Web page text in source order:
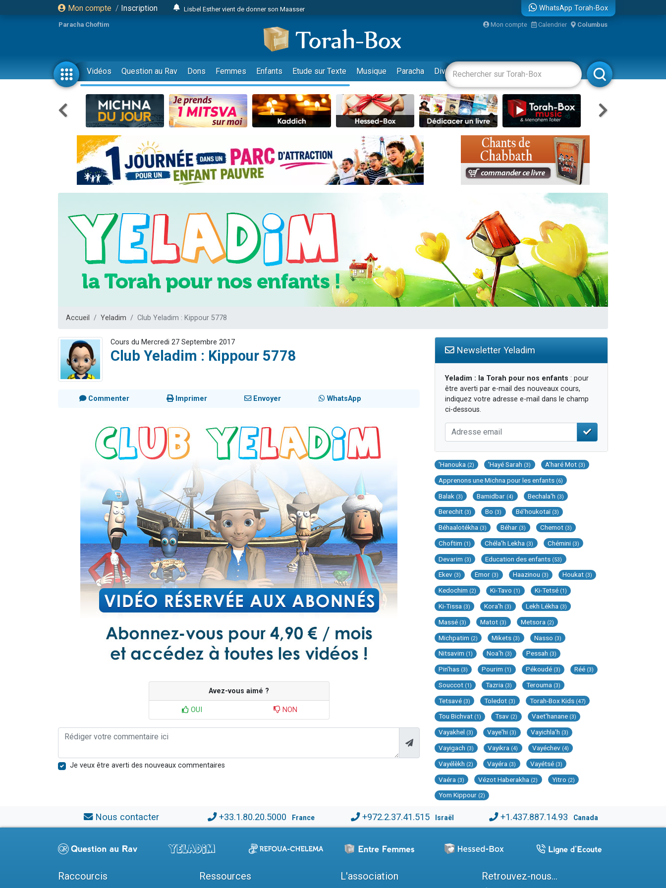
Mon compte / Inscription
Lisbel Esther vient de donner son Maasser
3 personnes viennent de nous rejoindre sur WhatsApp
11 personnes viennent de demander une bénédiction
3 personnes viennent de faire un don pour Diane, 80 ans, dans un appartement insalubre
Il reste 49 places pour étudier en groupe sur Zoom
2 personnes viennent de nous rejoindre sur WhatsApp
29 personnes viennent de demander une bénédiction
Il reste 49 places pour étudier en groupe sur Zoom
6 personnes viennent de nous rejoindre sur WhatsApp
4 personnes viennent de faire un don pour Reloger Rivka, 6 enfants, victime de violences...
2 personnes viennent de faire un don pour 1 Journée de Vacances Pour les Enfants
17 personnes viennent de demander une bénédiction
Il reste 49 places pour étudier en groupe sur Zoom
Eva vient de donner son Maasser
4 personnes viennent de nous rejoindre sur WhatsApp
3 personnes viennent de nous rejoindre sur WhatsApp
3 personnes viennent de faire un don pour Événements Torah-Box
WhatsApp Torah-Box
Paracha Choftim Mon compte Calendrier Columbus
Vidéos Question au Rav Dons Femmes Enfants Etude sur Texte Musique Paracha Divertissements Livres Rabbanim
Accueil Yeladim Club Yeladim : Kippour 5778
Cours du Mercredi 27 Septembre 2017
Club Yeladim : Kippour 5778
Commenter Imprimer Envoyer WhatsApp
Avez-vous aimé ?
OUI NON
Je veux être averti des nouveaux commentaires
Newsletter Yeladim
Yeladim : la Torah pour nos enfants : pour
être averti par e-mail des nouveaux cours,
indiquez votre adresse e-mail dans le champ
ci-dessous.
'Hanouka (2) 'Hayé Sarah (3) A'haré Mot (3)
Apprenons une Michna pour les enfants (6)
Balak (3) Bamidbar (4) Bechala'h (3)
Berechit (3) Bo (3) Bé'houkotaï (3)
Béhaalotékha (3) Béhar (3) Chemot (3)
Choftim (1) Chéla'h Lekha (3) Chémini (3)
Devarim (3) Education des enfants (53)
Ekev (3) Emor (3) Haazinou (3) Houkat (3)
Kedochim (2) Ki-Tavo (1) Ki-Tetsé (1)
Ki-Tissa (3) Kora'h (3) Lekh Lékha (3)
Massé (3) Matot (3) Metsora (2)
Michpatim (2) Mikets (3) Nasso (3)
Nitsavim (1) Noa'h (3) Pessah (3)
Pin'has (3) Pourim (1) Pékoudé (3) Réé (3)
Souccot (1) Tazria (3) Terouma (3)
Tetsavé (3) Toledot (3) Torah-Box Kids (47)
Tou Bichvat (1) Tsav (2) Vaet'hanane (3)
Vayakhel (3) Vaye'hi (3) Vayichla'h (3)
Vayigach (3) Vayikra (4) Vayéchev (4)
Vayélèkh (2) Vayéra (3) Vayétsé (3)
Vaéra (3) Vézot Haberakha (2) Yitro (2)
Yom Kippour (2)
Nous contacter +33.1.80.20.5000 France +972.2.37.41.515 Israël +1.437.887.14.93 Canada
Raccourcis Ressources L'association Retrouvez-nous...